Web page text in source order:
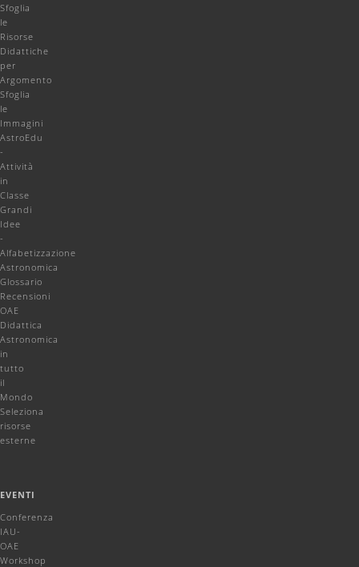
Sfoglia
le
Risorse
Didattiche
per
Argomento
Sfoglia
le
Immagini
AstroEdu
-
Attività
in
Classe
Grandi
Idee
-
Alfabetizzazione
Astronomica
Glossario
Recensioni
OAE
Didattica
Astronomica
in
tutto
il
Mondo
Seleziona
risorse
esterne
EVENTI
Conferenza
IAU-
OAE
Workshop